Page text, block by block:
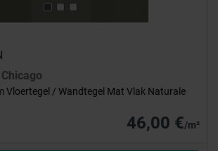
Chicago
Vloertegel / Wandtegel Mat Vlak Naturale
46,00 €/m²